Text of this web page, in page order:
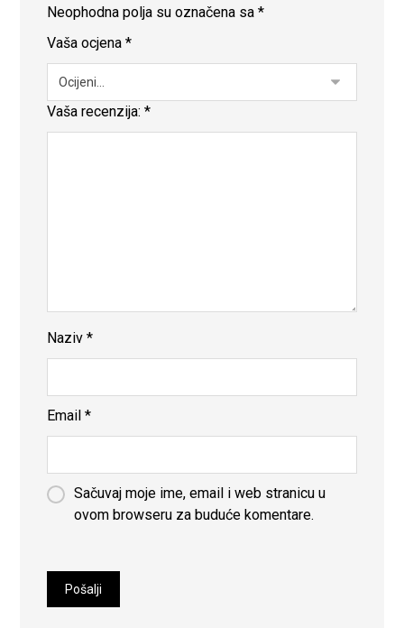
Neophodna polja su označena sa*
Vaša ocjena*
Vaša recenzija:*
Naziv*
Email*
Sačuvaj moje ime, email i web stranicu u
ovom browseru za buduće komentare.